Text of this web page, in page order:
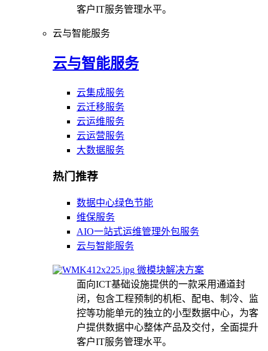
客户IT服务管理水平。
云与智能服务
云与智能服务
云集成服务
云迁移服务
云运维服务
云运营服务
大数据服务
热门推荐
数据中心绿色节能
维保服务
AIO一站式运维管理外包服务
云与智能服务
微模块解决方案
面向ICT基础设施提供的一款采用通道封
闭，包含工程预制的机柜、配电、制冷、监
控等功能单元的独立的小型数据中心，为客
户提供数据中心整体产品及交付，全面提升
客户IT服务管理水平。